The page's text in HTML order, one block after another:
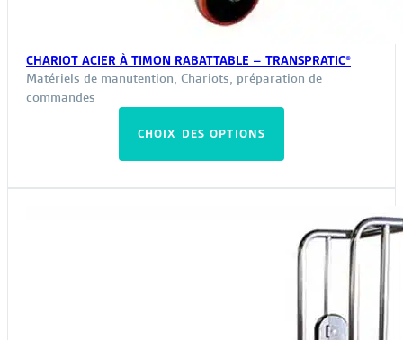
CHARIOT ACIER À TIMON RABATTABLE – TRANSPRATIC®
Matériels de manutention, Chariots, préparation de
commandes
CHOIX DES OPTIONS
a
plusieurs
Les
options
peuvent
être